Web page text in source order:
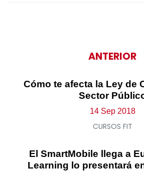
ANTERIOR
Cómo te afecta la Ley de
Sector
14 Sep 2018
CURSOS FIT
El SmartMobile llega a
Learning lo presentará